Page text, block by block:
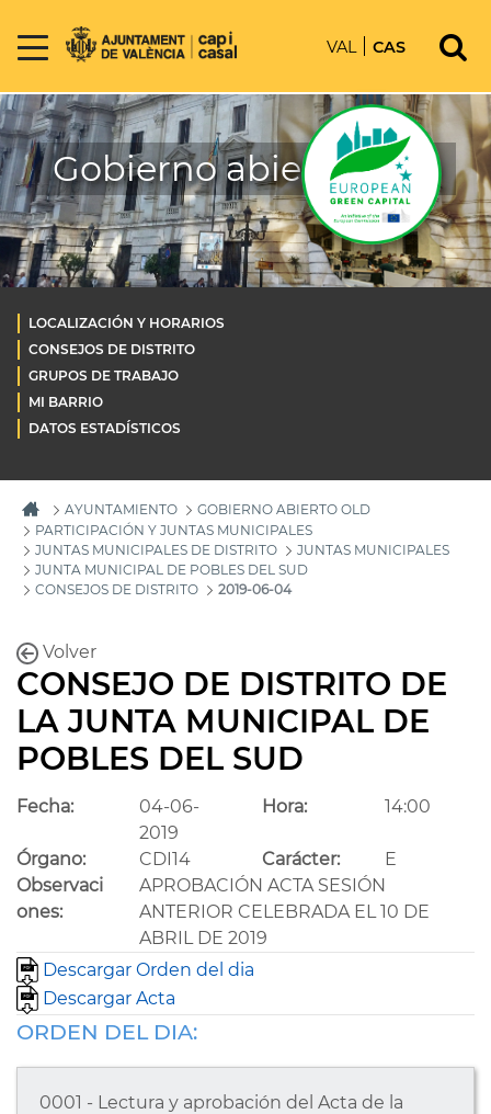
VAL CAS
Gobierno abierto OLD
LOCALIZACIÓN Y HORARIOS
CONSEJOS DE DISTRITO
GRUPOS DE TRABAJO
MI BARRIO
DATOS ESTADÍSTICOS
AYUNTAMIENTO
GOBIERNO ABIERTO OLD
PARTICIPACIÓN Y JUNTAS MUNICIPALES
JUNTAS MUNICIPALES DE DISTRITO
JUNTAS MUNICIPALES
JUNTA MUNICIPAL DE POBLES DEL SUD
CONSEJOS DE DISTRITO
2019-06-04
Volver
CONSEJO DE DISTRITO DE
LA JUNTA MUNICIPAL DE
POBLES DEL SUD
Fecha:
04-06-
2019
Hora: 14:00
Órgano: CDI14 Carácter:
E
Observaci
ones:
APROBACIÓN ACTA SESIÓN
ANTERIOR CELEBRADA EL 10 DE
ABRIL DE 2019
Descargar Orden del dia
Descargar Acta
ORDEN DEL DIA:
0001 - Lectura y aprobación del Acta de la